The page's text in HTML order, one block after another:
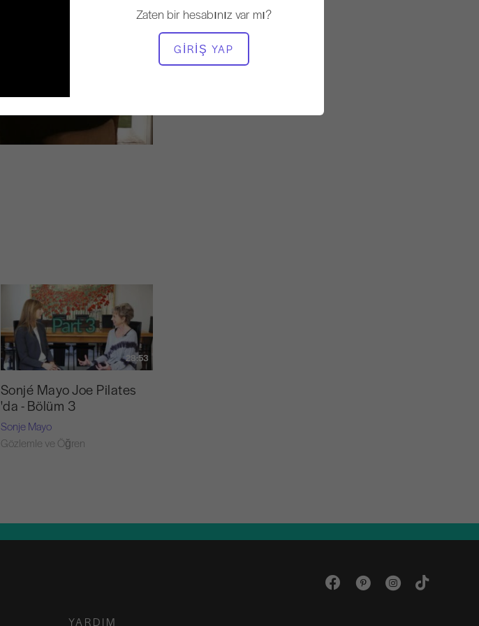
Zaten bir hesabınız var mı?
GIRIŞ YAP
28:53
Sonjé Mayo Joe Pilates
'da - Bölüm 3
Sonje Mayo
Gözlemle ve Öğren
YARDIM